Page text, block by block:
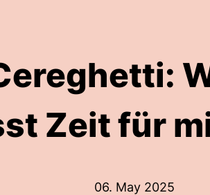
Zeit für
06. May 2025